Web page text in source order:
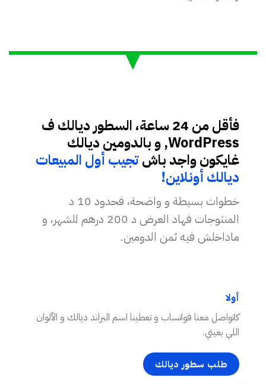
فأقل من 24 ساعة، السطور ديالك ف
WordPress, و بالدومين ديالك
غايكون واجد باشتجيب أول المبيعات
ديالك أونلاين!
خطوات بسيطة و واضحة، فحدود 10 د
المنتوجات فهاد العرض د 200 درهم للشهر، و
ماداخلش فيه ثمن الدومين.
أولا
كاتواصل معنا فواتساب و تعطينا اسم البراند ديالك و الألوان
اللي بغيتي.
طلب سطور ديالك